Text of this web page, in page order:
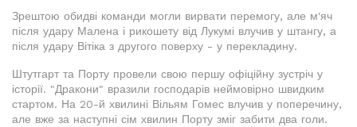
Зрештою обидві команди могли вирвати перемогу, але м'яч
після удару Малена і рикошету від Лукумі влучив у штангу, а
після удару Вітіка з другого поверху - у перекладину.
Штутгарт та Порту провели свою першу офіційну зустріч у
історії. "Дракони" вразили господарів неймовірно швидким
стартом. На 20-й хвилині Вільям Гомес влучив у поперечину,
але вже за наступні сім хвилин Порту зміг забити два голи.